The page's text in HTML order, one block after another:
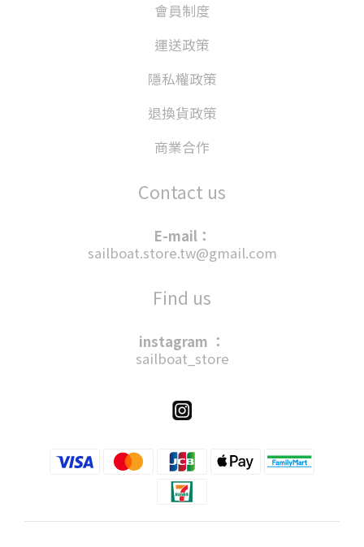
會員制度
運送政策
隱私權政策
退換貨政策
商業合作
Contact us
E-mail：
sailboat.store.tw@gmail.com
Find us
instagram ：
sailboat_store